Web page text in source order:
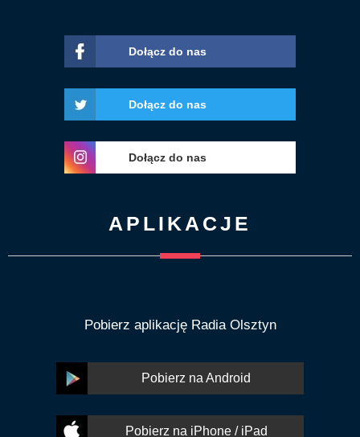
Dołącz do nas
Dołącz do nas
Dołącz do nas
APLIKACJE
Pobierz aplikację Radia Olsztyn
Pobierz na Android
Pobierz na iPhone / iPad